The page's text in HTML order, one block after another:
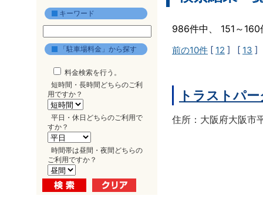
キーワード
「駐車場料金」から探す
料金検索を行う。
短時間・長時間どちらのご利
用ですか？
平日・休日どちらのご利用で
すか？
時間帯は昼間・夜間どちらの
ご利用ですか？
986件中、 151～
前の10件 [ 12 ] [ 13 ]
トラストパ
住所：大阪府大阪市